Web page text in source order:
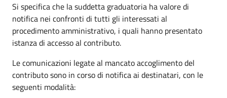
Si specifica che la suddetta graduatoria ha valore di
notifica nei confronti di tutti gli interessati al
procedimento amministrativo, i quali hanno presentato
istanza di accesso al contributo.
Le comunicazioni legate al mancato accoglimento del
contributo sono in corso di notifica ai destinatari, con le
seguenti modalità: